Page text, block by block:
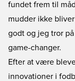
fundet frem til
mudder ikke
godt og jeg tror
game-changer.
Efter at være
innovationer i